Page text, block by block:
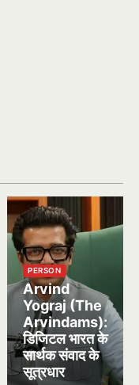
PERSON
Arvind
Yograj (The
Arvindams):
डिजिटल भारत के
सार्थक संवाद के
सूत्रधार